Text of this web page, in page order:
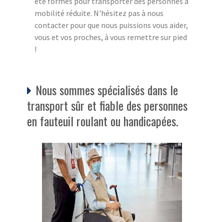
mobilité réduite. N'hésitez pas à nous
contacter pour que nous puissions vous aider,
vous et vos proches, à vous remettre sur pied
!
Nous sommes spécialisés dans le
transport sûr et fiable des personnes
en fauteuil roulant ou handicapées.